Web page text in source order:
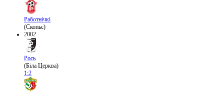
Работнічкі
(Скопьє)
2002
Рось
(Біла Церква)
1:2